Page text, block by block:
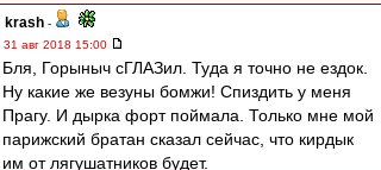
krash -
31 авг 2018 15:00
Бля, Горыныч сГЛАЗил. Туда я точно не ездок.
Ну какие же везуны бомжи! Спиздить у меня
Прагу. И дырка форт поймала. Только мне мой
парижский братан сказал сейчас, что кирдык
им от лягушатников будет.